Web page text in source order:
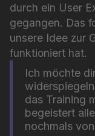
durch ein User
gegangen. Das
unsere Idee zur
funktioniert hat.
Ich möchte
das Training
begeistert
nochmals